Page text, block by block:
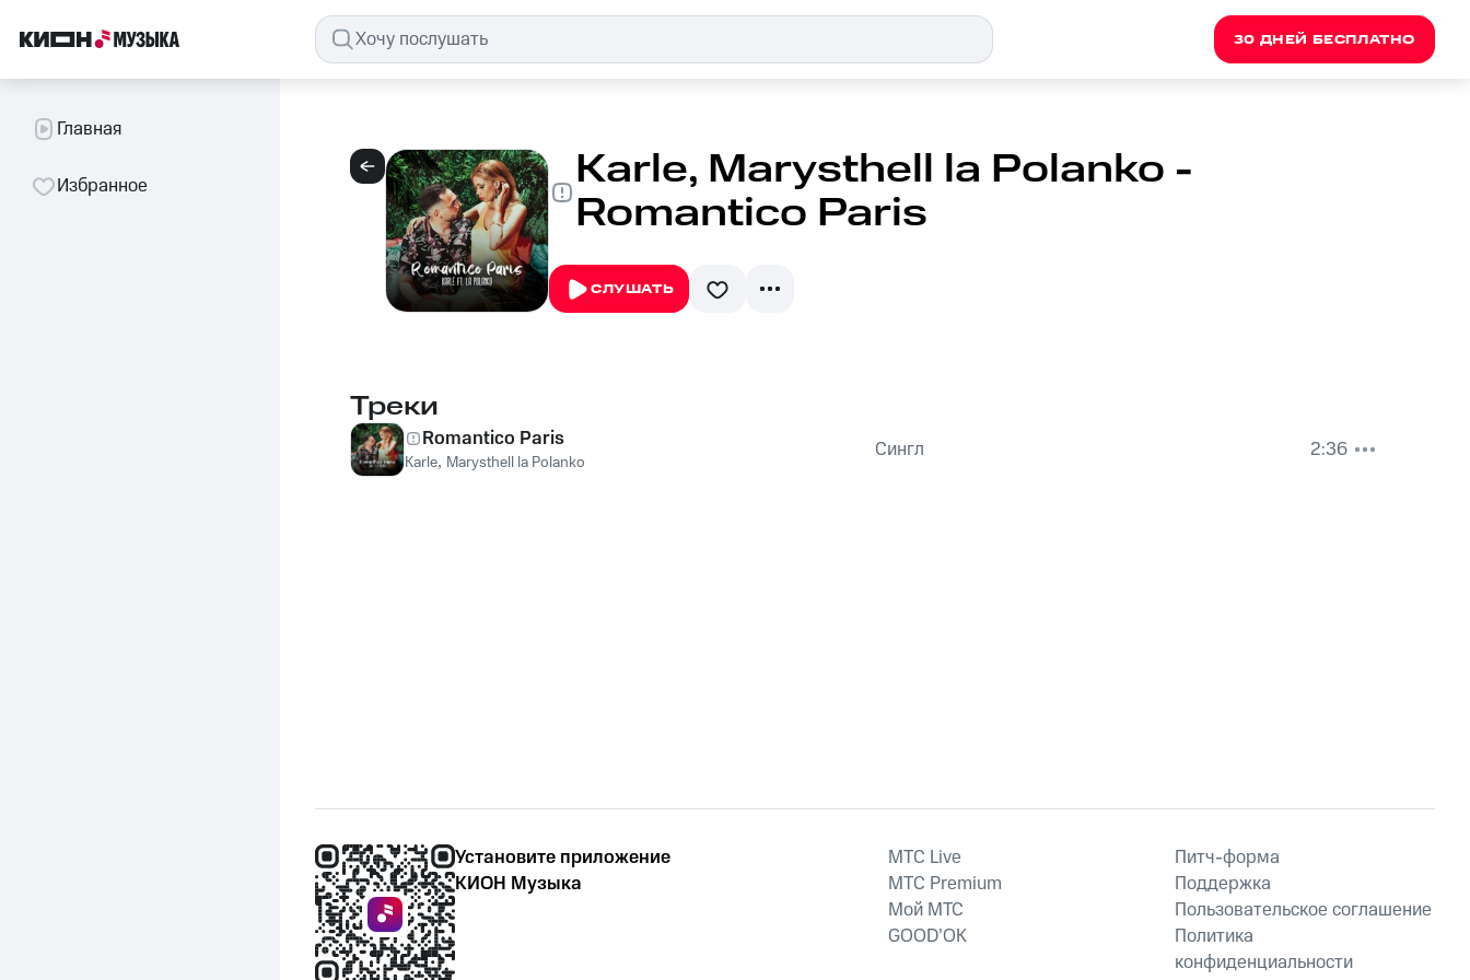
30 ДНЕЙ БЕСПЛАТНО
Главная
Избранное Karle, Marysthell la Polanko -
Romantico Paris
СЛУШАТЬ
Треки
Romantico Paris
Karle, Marysthell la Polanko Сингл 2:36
Установите приложение
КИОН Музыка
MTС Live
MTС Premium
Мой МТС
GOOD’OK
Питч-форма
Поддержка
Пользовательское соглашение
Политика
конфиденциальности